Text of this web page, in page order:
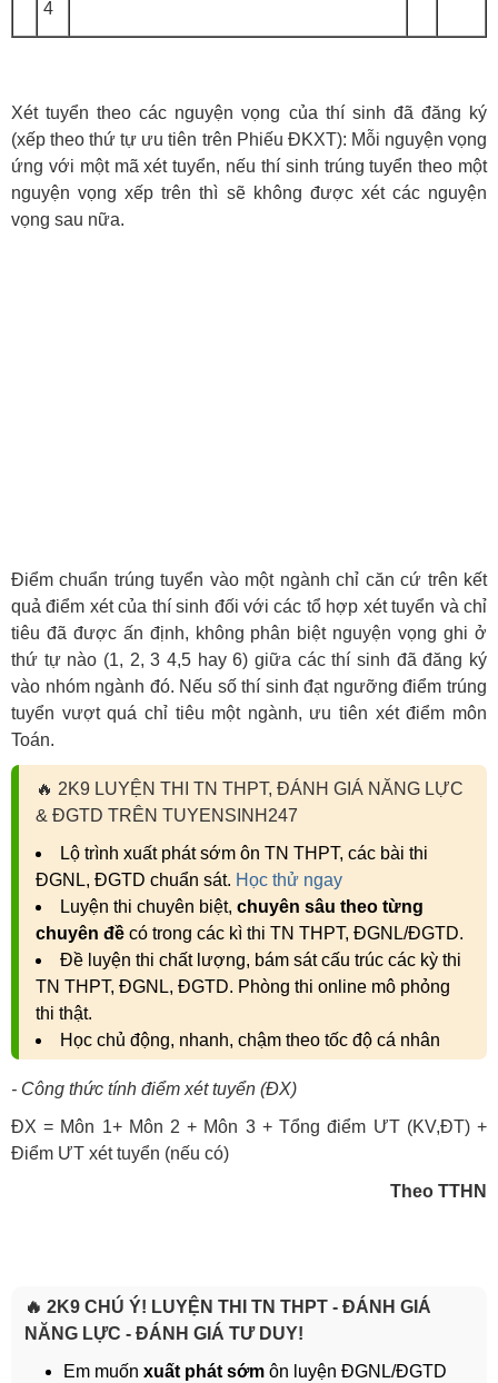
4
Xét tuyển theo các nguyện vọng của thí sinh đã đăng ký
(xếp theo thứ tự ưu tiên trên Phiếu ĐKXT): Mỗi nguyện vọng
ứng với một mã xét tuyển, nếu thí sinh trúng tuyển theo một
nguyện vọng xếp trên thì sẽ không được xét các nguyện
vọng sau nữa.
Điểm chuẩn trúng tuyển vào một ngành chỉ căn cứ trên kết
quả điểm xét của thí sinh đối với các tổ hợp xét tuyển và chỉ
tiêu đã được ấn định, không phân biệt nguyện vọng ghi ở
thứ tự nào (1, 2, 3 4,5 hay 6) giữa các thí sinh đã đăng ký
vào nhóm ngành đó. Nếu số thí sinh đạt ngưỡng điểm trúng
tuyển vượt quá chỉ tiêu một ngành, ưu tiên xét điểm môn
Toán.
🔥 2K9 LUYỆN THI TN THPT, ĐÁNH GIÁ NĂNG LỰC
& ĐGTD TRÊN TUYENSINH247
Lộ trình xuất phát sớm ôn TN THPT, các bài thi
ĐGNL, ĐGTD chuẩn sát. Học thử ngay
Luyện thi chuyên biệt, chuyên sâu theo từng
chuyên đề có trong các kì thi TN THPT, ĐGNL/ĐGTD.
Đề luyện thi chất lượng, bám sát cấu trúc các kỳ thi
TN THPT, ĐGNL, ĐGTD. Phòng thi online mô phỏng
thi thật.
Học chủ động, nhanh, chậm theo tốc độ cá nhân
- Công thức tính điểm xét tuyển (ĐX)
ĐX = Môn 1+ Môn 2 + Môn 3 + Tổng điểm ƯT (KV,ĐT) +
Điểm ƯT xét tuyển (nếu có)
Theo TTHN
🔥 2K9 CHÚ Ý! LUYỆN THI TN THPT - ĐÁNH GIÁ
NĂNG LỰC - ĐÁNH GIÁ TƯ DUY!
Em muốn xuất phát sớm ôn luyện ĐGNL/ĐGTD